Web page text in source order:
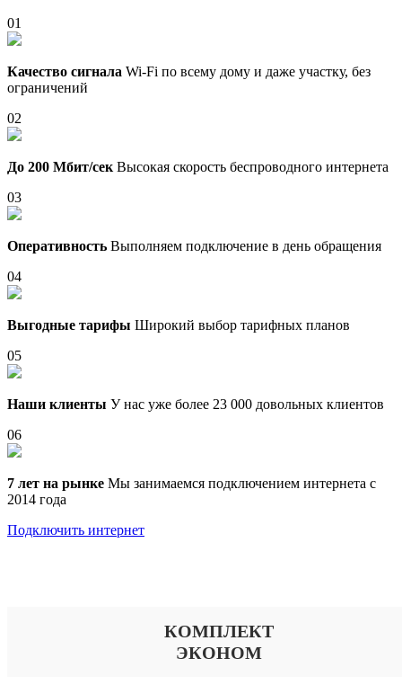
01
Качество сигнала Wi-Fi по всему дому и даже участку, без
ограничений
02
До 200 Мбит/сек Высокая скорость беспроводного интернета
03
Оперативность Выполняем подключение в день обращения
04
Выгодные тарифы Широкий выбор тарифных планов
05
Наши клиенты У нас уже более 23 000 довольных клиентов
06
7 лет на рынке Мы занимаемся подключением интернета с
2014 года
Подключить интернет
КОМПЛЕКТ
ЭКОНОМ